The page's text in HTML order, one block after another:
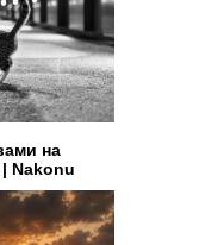
на
Nakonu